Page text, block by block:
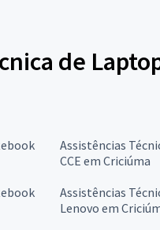
de
Assistências
CCE em Criciúma
Assistências
Lenovo em